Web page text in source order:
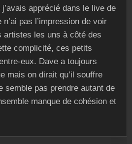
apprécié dans le live de
pas l’impression de voir
artistes les uns à côté des
complicité, ces petits
eux. Dave a toujours
mais on dirait qu’il souffre
semble pas prendre autant de
manque de cohésion et